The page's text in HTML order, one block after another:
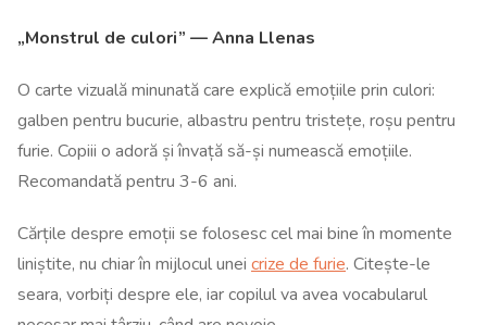
„Monstrul de culori” — Anna Llenas
O carte vizuală minunată care explică emoțiile prin culori:
galben pentru bucurie, albastru pentru tristețe, roșu pentru
furie. Copiii o adoră și învață să-și numească emoțiile.
Recomandată pentru 3-6 ani.
Cărțile despre emoții se folosesc cel mai bine în momente
liniștite, nu chiar în mijlocul unei crize de furie. Citește-le
seara, vorbiți despre ele, iar copilul va avea vocabularul